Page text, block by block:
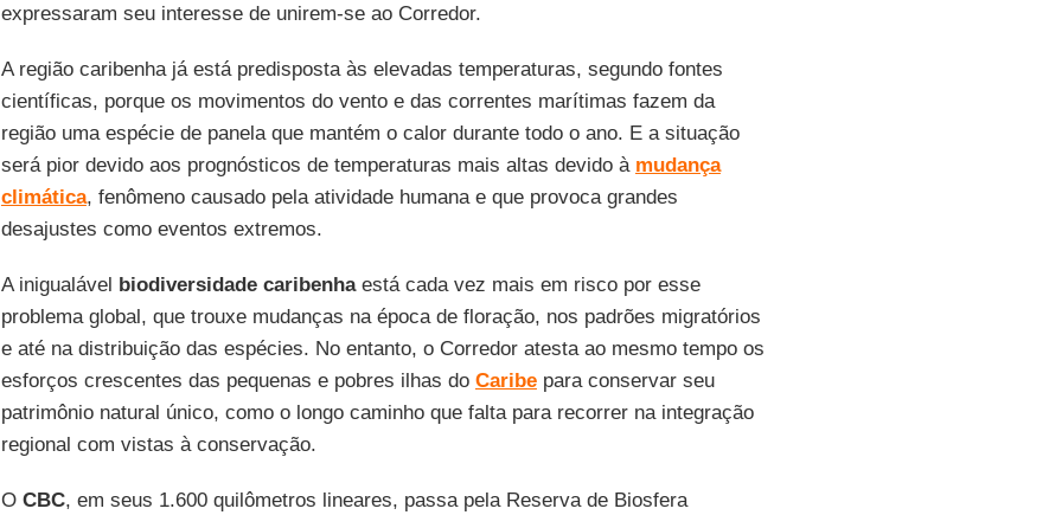
expressaram seu interesse de unirem-se ao Corredor.
A região caribenha já está predisposta às elevadas temperaturas, segundo fontes
científicas, porque os movimentos do vento e das correntes marítimas fazem da
região uma espécie de panela que mantém o calor durante todo o ano. E a situação
será pior devido aos prognósticos de temperaturas mais altas devido à mudança
climática, fenômeno causado pela atividade humana e que provoca grandes
desajustes como eventos extremos.
A inigualável biodiversidade caribenhaestá cada vez mais em risco por esse
problema global, que trouxe mudanças na época de floração, nos padrões migratórios
e até na distribuição das espécies. No entanto, o Corredor atesta ao mesmo tempo os
esforços crescentes das pequenas e pobres ilhas do Caribepara conservar seu
patrimônio natural único, como o longo caminho que falta para recorrer na integração
regional com vistas à conservação.
O CBC, em seus 1.600 quilômetros lineares, passa pela Reserva de Biosfera